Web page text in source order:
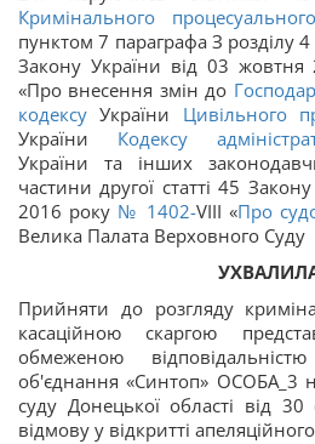
Кримінального
пунктом 7 параграфа З розділу
Закону України від 03
«Про внесення змін до
кодексу України
Цивільного
України
Кодексу
України та інших
частини другої статті 45
2016 року № 1402-VIII «Про
Велика Палата Верховного Суду
Прийняти до розгляду
касаційною скаргою
обмеженою
об'єднання «Синтоп» ОСОБА_3
суду Донецької області від
відмову у відкритті